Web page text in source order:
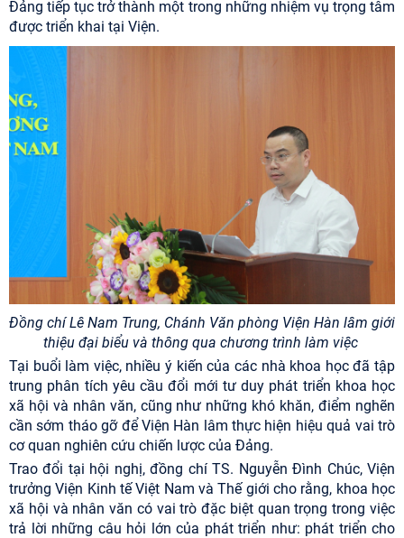
Đảng tiếp tục trở thành một trong những nhiệm vụ trọng tâm
được triển khai tại Viện.
Đồng chí Lê Nam Trung, Chánh Văn phòng Viện Hàn lâm giới
thiệu đại biểu và thông qua chương trình làm việc
Tại buổi làm việc, nhiều ý kiến của các nhà khoa học đã tập
trung phân tích yêu cầu đổi mới tư duy phát triển khoa học
xã hội và nhân văn, cũng như những khó khăn, điểm nghẽn
cần sớm tháo gỡ để Viện Hàn lâm thực hiện hiệu quả vai trò
cơ quan nghiên cứu chiến lược của Đảng.
Trao đổi tại hội nghị, đồng chí TS. Nguyễn Đình Chúc, Viện
trưởng Viện Kinh tế Việt Nam và Thế giới cho rằng, khoa học
xã hội và nhân văn có vai trò đặc biệt quan trọng trong việc
trả lời những câu hỏi lớn của phát triển như: phát triển cho